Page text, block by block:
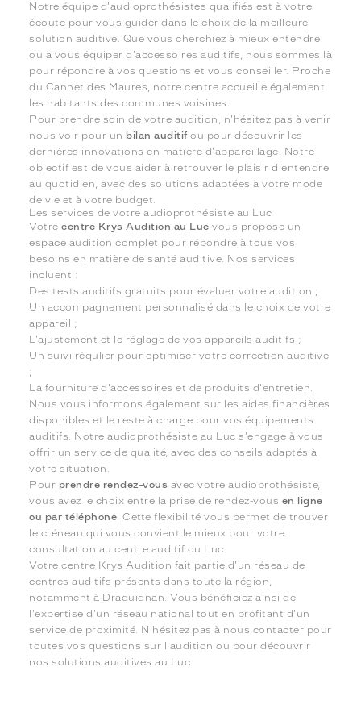
Notre équipe d'audioprothésistes qualifiés est à votre
écoute pour vous guider dans le choix de la meilleure
solution auditive. Que vous cherchiez à mieux entendre
ou à vous équiper d'accessoires auditifs, nous sommes là
pour répondre à vos questions et vous conseiller. Proche
du Cannet des Maures, notre centre accueille également
les habitants des communes voisines.
Pour prendre soin de votre audition, n'hésitez pas à venir
nous voir pour un bilan auditifou pour découvrir les
dernières innovations en matière d'appareillage. Notre
objectif est de vous aider à retrouver le plaisir d'entendre
au quotidien, avec des solutions adaptées à votre mode
de vie et à votre budget.
Les services de votre audioprothésiste au Luc
Votrecentre Krys Audition au Luc vous propose un
espace audition complet pour répondre à tous vos
besoins en matière de santé auditive. Nos services
incluent :
Des tests auditifs gratuits pour évaluer votre audition ;
Un accompagnement personnalisé dans le choix de votre
appareil ;
L'ajustement et le réglage de vos appareils auditifs ;
Un suivi régulier pour optimiser votre correction auditive
;
La fourniture d'accessoires et de produits d'entretien.
Nous vous informons également sur les aides financières
disponibles et le reste à charge pour vos équipements
auditifs. Notre audioprothésiste au Luc s'engage à vous
offrir un service de qualité, avec des conseils adaptés à
votre situation.
Pour prendre rendez-vous avec votre audioprothésiste,
vous avez le choix entre la prise de rendez-vous en ligne
ou par téléphone. Cette flexibilité vous permet de trouver
le créneau qui vous convient le mieux pour votre
consultation au centre auditif du Luc.
Votre centre Krys Audition fait partie d'un réseau de
centres auditifs présents dans toute la région,
notamment à Draguignan. Vous bénéficiez ainsi de
l'expertise d'un réseau national tout en profitant d'un
service de proximité. N'hésitez pas à nous contacter pour
toutes vos questions sur l'audition ou pour découvrir
nos solutions auditives au Luc.